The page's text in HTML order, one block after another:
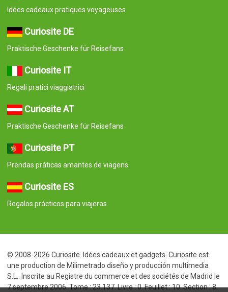
Idées cadeaux pratiques voyageuses
Curiosite DE
Praktische Geschenke für Reisefans
Curiosite IT
Regali pratici viaggiatrici
Curiosite AT
Praktische Geschenke für Reisefans
Curiosite PT
Prendas práticas amantes de viagens
Curiosite ES
Regalos prácticos para viajeras
© 2008-2026 Curiosite. Idées cadeaux et gadgets. Curiosite est
une production de Milimetrado diseño y producción multimedia
S.L.. Inscrite au Registre du commerce et des sociétés de Madrid le
7 septembre 2006. Tome : 23.137. Livre : 0. Feuillet : 10. Section : 8.